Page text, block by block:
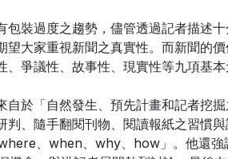
裝過度之趨勢，儘管透過記者描述十
大家重視新聞之真實性。而新聞的
爭議性、故事性、現實性等九項基本
於「自然發生、預先計畫和記者挖掘
判、隨手翻閱刊物、閱讀報紙之習慣
、when、why、how」。他還強